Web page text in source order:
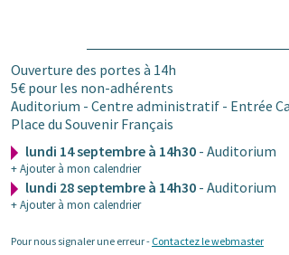
Ouverture des portes à 14h
5€ pour les non-adhérents
Auditorium - Centre administratif - Entrée
Place du Souvenir Français
lundi 14 septembre à 14h30 - Auditorium
+ Ajouter à mon calendrier
lundi 28 septembre à 14h30 - Auditorium
+ Ajouter à mon calendrier
Pour nous signaler une erreur - Contactez le webmaster